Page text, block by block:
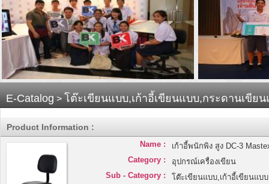
E-Catalog > โต๊ะเขียนแบบ,เก้าอี้เขียนแบบ,กระดานเขีย
Product Information :
Name :
เก้าอี้พนักพิง สูง DC-3
Category :
อุปกรณ์เครื่องเขียน
Sub - Category :
โต๊ะเขียนแบบ,เก้าอี้เขียนแบ